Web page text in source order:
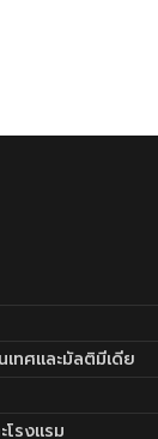
เทศและมัลติมีเดีย
โรงแรม